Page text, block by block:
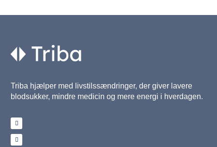
Triba hjælper med livstilssændringer, der giver lavere
blodsukker, mindre medicin og mere energi i hverdagen.